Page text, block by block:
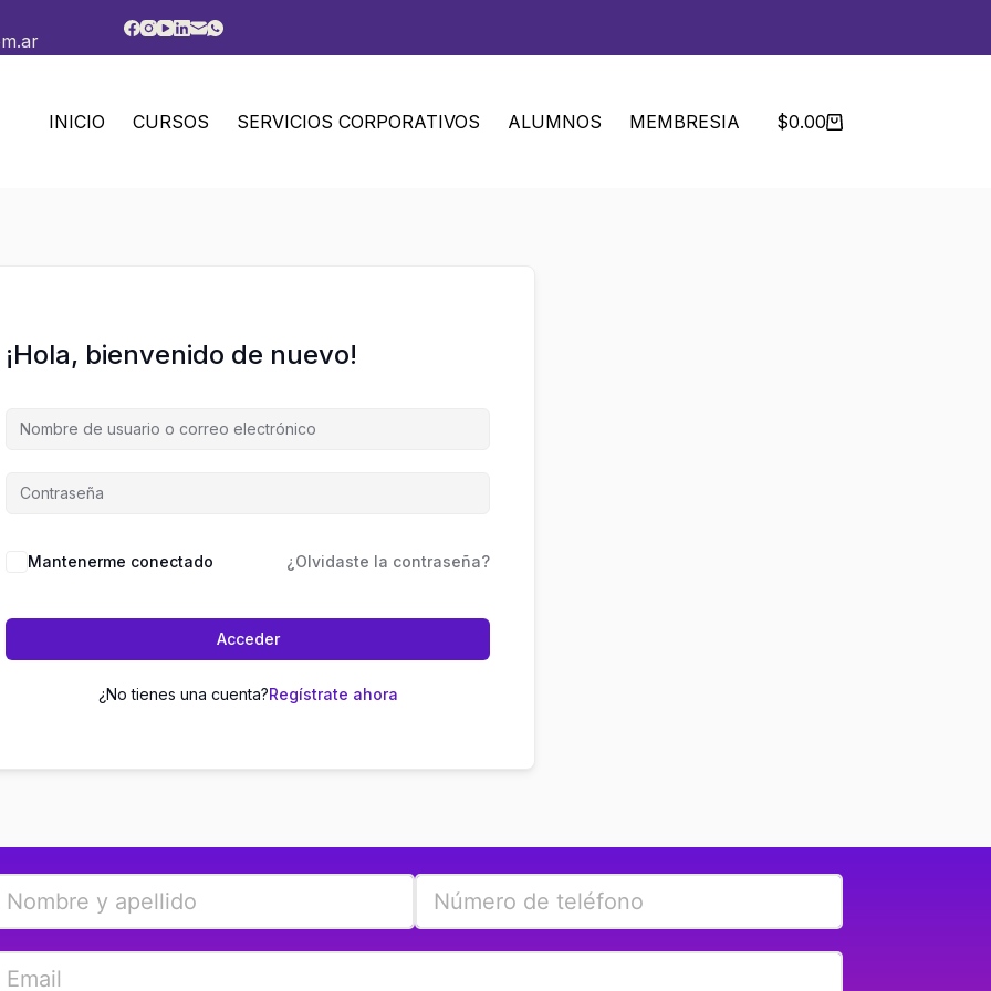
INICIO CURSOS SERVICIOS CORPORATIVOS ALUMNOS MEMBRESIA
Carro
$0.00
¡Hola, bienvenido de nuevo!
Mantenerme conectado ¿Olvidaste la contraseña?
Acceder
¿No tienes una cuenta?Regístrate ahora